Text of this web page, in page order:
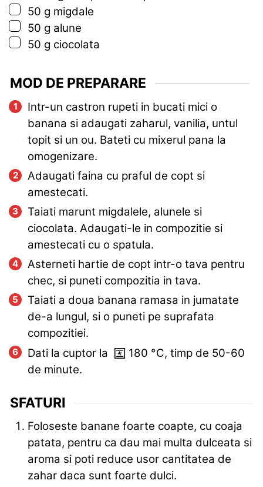
▢
50 g migdale
▢
50 g alune
▢
50 g ciocolata
MOD DE PREPARARE
Intr-un castron rupeti in bucati mici o
banana si adaugati zaharul, vanilia, untul
topit si un ou. Bateti cu mixerul pana la
omogenizare.
Adaugati faina cu praful de copt si
amestecati.
Taiati marunt migdalele, alunele si
ciocolata. Adaugati-le in compozitie si
amestecati cu o spatula.
Asterneti hartie de copt intr-o tava pentru
chec, si puneti compozitia in tava.
Taiati a doua banana ramasa in jumatate
de-a lungul, si o puneti pe suprafata
compozitiei.
Dati la cuptor la
180 °C, timp de 50-60
de minute.
SFATURI
Foloseste banane foarte coapte, cu coaja
patata, pentru ca dau mai multa dulceata si
aroma si poti reduce usor cantitatea de
zahar daca sunt foarte dulci.